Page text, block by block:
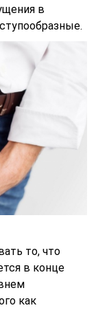
в
то, что
в конце
как